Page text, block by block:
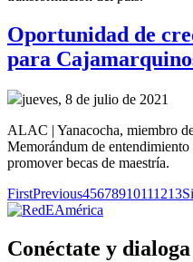
Oportunidad de
para
jueves, 8 de julio de 2021
ALAC | Yanacocha, miembro
Memorándum de
promover becas de maestría.
FirstPrevious45678910111213
Conéctate y